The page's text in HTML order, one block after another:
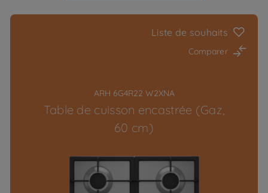
Liste de souhaits
Comparer
ARH 6G4R22 W2XNA
Table de cuisson encastrée (Gaz,
60 cm)